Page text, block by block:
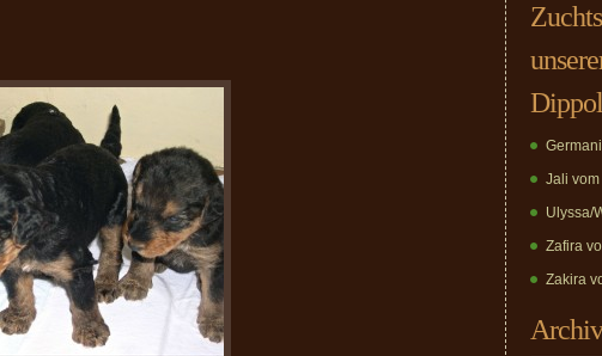
Jali
Ulyssa/
Zafira
Zakira
Archiv